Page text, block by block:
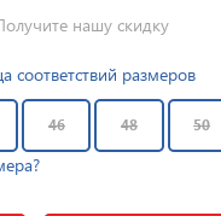
нашу скидку
соответствий размеров
46 48 50